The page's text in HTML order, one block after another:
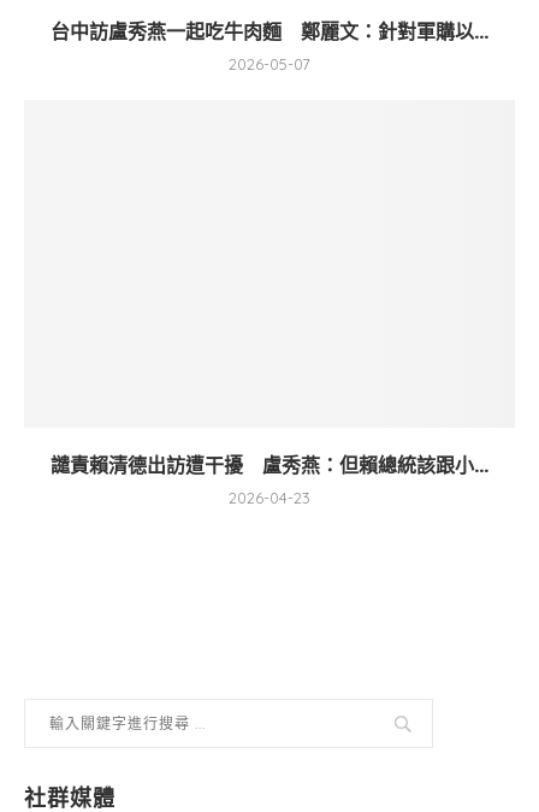
台中訪盧秀燕一起吃牛肉麵 鄭麗文：針對軍購以...
2026-05-07
譴責賴清德出訪遭干擾 盧秀燕：但賴總統該跟小...
2026-04-23
社群媒體